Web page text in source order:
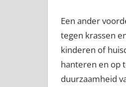
Een ander
tegen krassen
kinderen of
hanteren en op
duurzaamheid